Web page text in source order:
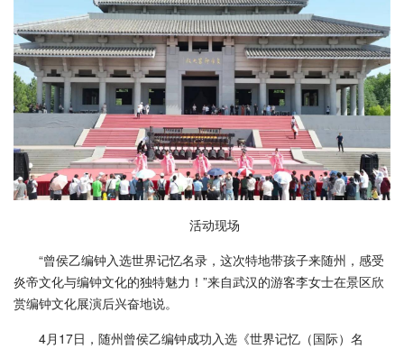
活动现场
“曾侯乙编钟入选世界记忆名录，这次特地带孩子来随州，感受
炎帝文化与编钟文化的独特魅力！”来自武汉的游客李女士在景区欣
赏编钟文化展演后兴奋地说。
4月17日，随州曾侯乙编钟成功入选《世界记忆（国际）名